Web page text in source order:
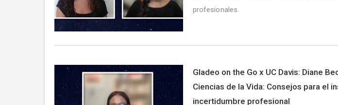
profesionales.
Gladeo on the Go x UC Davis: Diane
Ciencias de la Vida: Consejos para el
incertidumbre profesional